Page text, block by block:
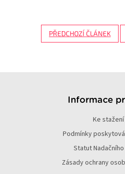
PŘEDCHOZÍ ČLÁNEK
Informace
Ke stažení
Podmínky
Statut
Zásady ochrany